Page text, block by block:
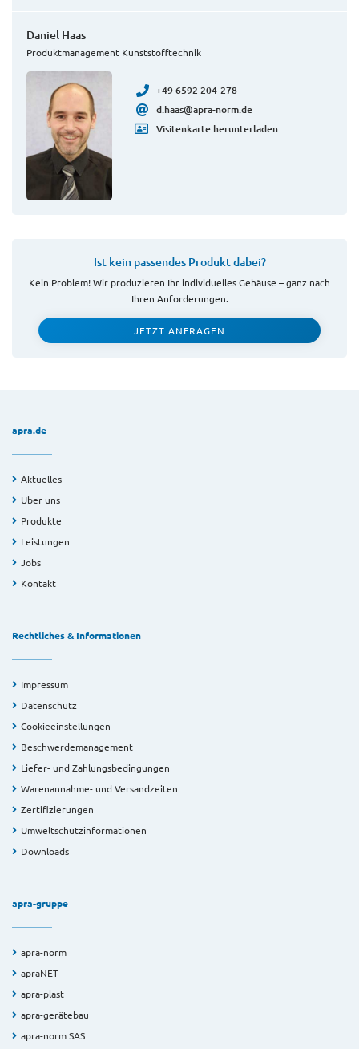
Daniel Haas
Produktmanagement Kunststofftechnik
+49 6592 204-278
d.haas@apra-norm.de
Visitenkarte herunterladen
Ist kein passendes Produkt dabei?
Kein Problem! Wir produzieren Ihr individuelles Gehäuse – ganz nach
Ihren Anforderungen.
JETZT ANFRAGEN
apra.de
Aktuelles
Über uns
Produkte
Leistungen
Jobs
Kontakt
Rechtliches & Informationen
Impressum
Datenschutz
Cookieeinstellungen
Beschwerdemanagement
Liefer- und Zahlungsbedingungen
Warenannahme- und Versandzeiten
Zertifizierungen
Umweltschutzinformationen
Downloads
apra-gruppe
apra-norm
apraNET
apra-plast
apra-gerätebau
apra-norm SAS